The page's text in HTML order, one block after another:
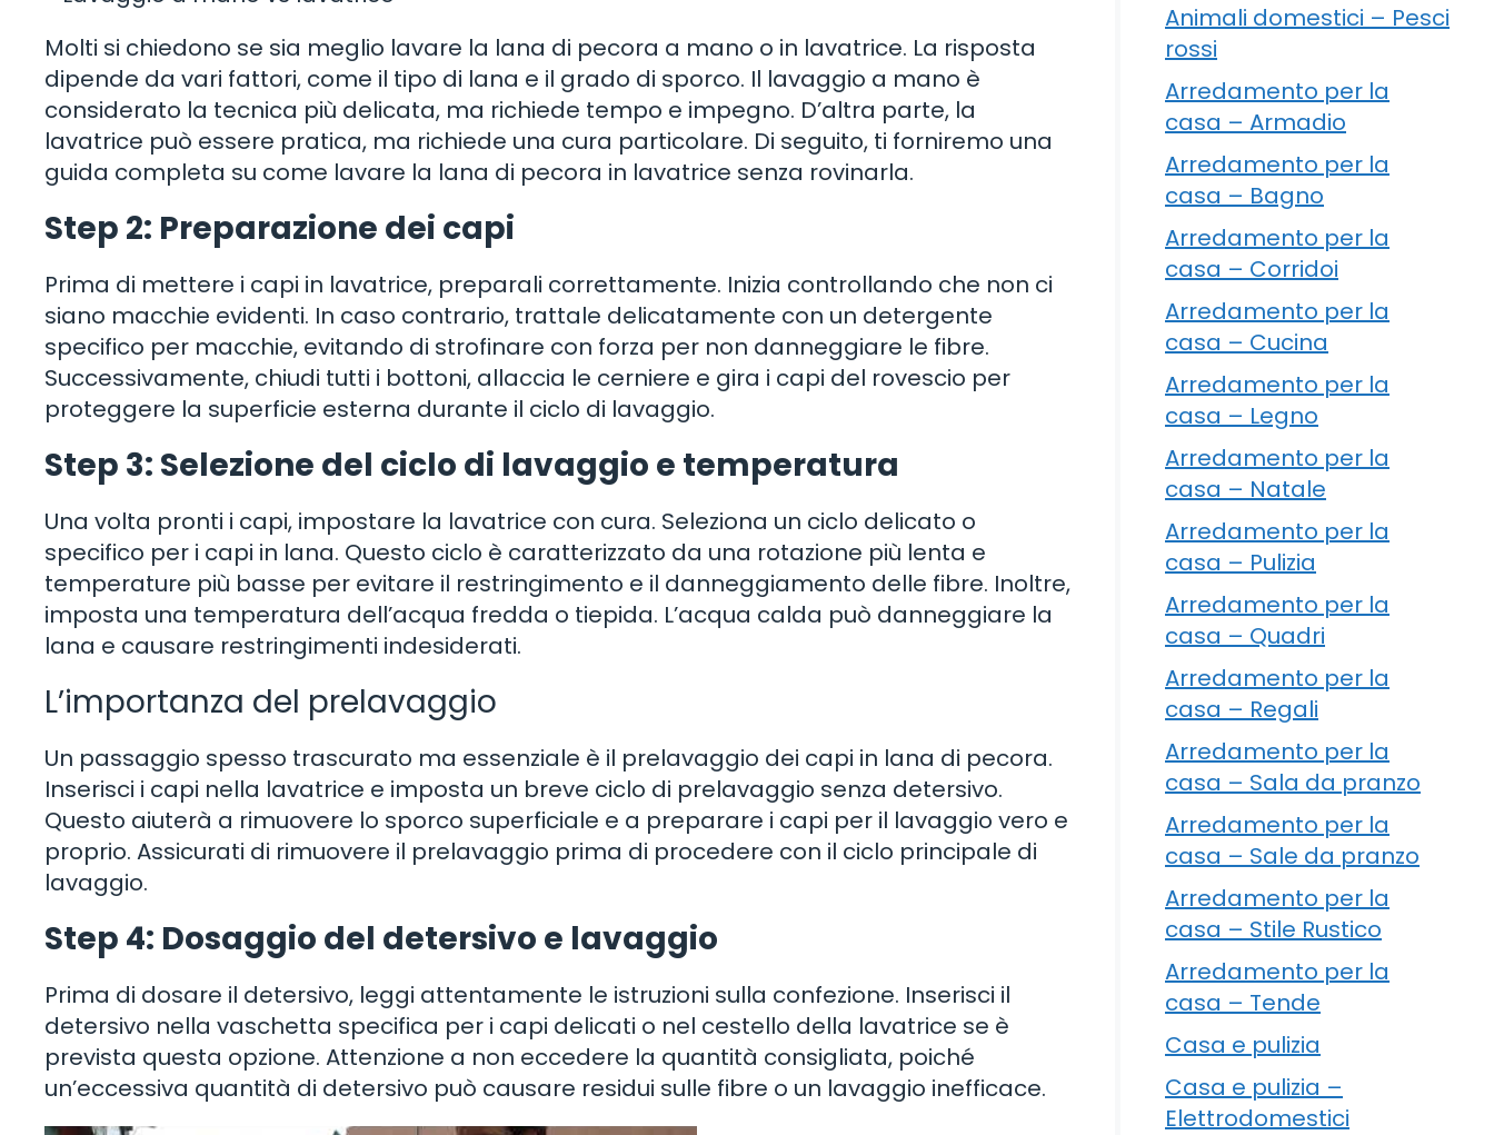
Molti si chiedono se sia meglio lavare la lana di pecora a mano o in lavatrice. La risposta
dipende da vari fattori, come il tipo di lana e il grado di sporco. Il lavaggio a mano è
considerato la tecnica più delicata, ma richiede tempo e impegno. D’altra parte, la
lavatrice può essere pratica, ma richiede una cura particolare. Di seguito, ti forniremo una
guida completa su come lavare la lana di pecora in lavatrice senza rovinarla.
Step 2: Preparazione dei capi
Prima di mettere i capi in lavatrice, preparali correttamente. Inizia controllando che non ci
siano macchie evidenti. In caso contrario, trattale delicatamente con un detergente
specifico per macchie, evitando di strofinare con forza per non danneggiare le fibre.
Successivamente, chiudi tutti i bottoni, allaccia le cerniere e gira i capi del rovescio per
proteggere la superficie esterna durante il ciclo di lavaggio.
Step 3: Selezione del ciclo di lavaggio e temperatura
Una volta pronti i capi, impostare la lavatrice con cura. Seleziona un ciclo delicato o
specifico per i capi in lana. Questo ciclo è caratterizzato da una rotazione più lenta e
temperature più basse per evitare il restringimento e il danneggiamento delle fibre. Inoltre,
imposta una temperatura dell’acqua fredda o tiepida. L’acqua calda può danneggiare la
lana e causare restringimenti indesiderati.
L’importanza del prelavaggio
Un passaggio spesso trascurato ma essenziale è il prelavaggio dei capi in lana di pecora.
Inserisci i capi nella lavatrice e imposta un breve ciclo di prelavaggio senza detersivo.
Questo aiuterà a rimuovere lo sporco superficiale e a preparare i capi per il lavaggio vero e
proprio. Assicurati di rimuovere il prelavaggio prima di procedere con il ciclo principale di
lavaggio.
Step 4: Dosaggio del detersivo e lavaggio
Prima di dosare il detersivo, leggi attentamente le istruzioni sulla confezione. Inserisci il
detersivo nella vaschetta specifica per i capi delicati o nel cestello della lavatrice se è
prevista questa opzione. Attenzione a non eccedere la quantità consigliata, poiché
un’eccessiva quantità di detersivo può causare residui sulle fibre o un lavaggio inefficace.
Animali domestici – Pesci
rossi
Arredamento per la
casa – Armadio
Arredamento per la
casa – Bagno
Arredamento per la
casa – Corridoi
Arredamento per la
casa – Cucina
Arredamento per la
casa – Legno
Arredamento per la
casa – Natale
Arredamento per la
casa – Pulizia
Arredamento per la
casa – Quadri
Arredamento per la
casa – Regali
Arredamento per la
casa – Sala da pranzo
Arredamento per la
casa – Sale da pranzo
Arredamento per la
casa – Stile Rustico
Arredamento per la
casa – Tende
Casa e pulizia
Casa e pulizia –
Elettrodomestici